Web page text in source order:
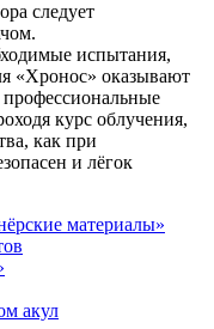
следует
испытания,
«Хронос» оказывают
курс облучения,
как при
и лёгок
материалы»
акул